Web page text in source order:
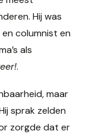
Hij was
columnist en
als
.
maar
sprak zelden
zorgde dat er